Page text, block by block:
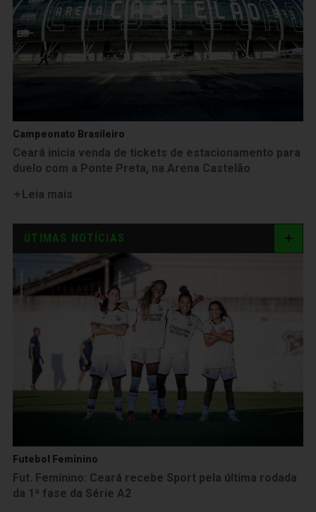
Campeonato Brasileiro
Ceará inicia venda de tickets de estacionamento para
duelo com a Ponte Preta, na Arena Castelão
Leia mais
ÚTIMAS NOTÍCIAS
Futebol Feminino
Fut. Feminino: Ceará recebe Sport pela última rodada
da 1ª fase da Série A2